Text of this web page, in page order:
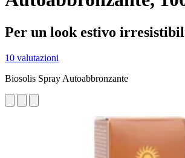
Per un look estivo
10 valutazioni
Biosolis Spray Autoabbronzante